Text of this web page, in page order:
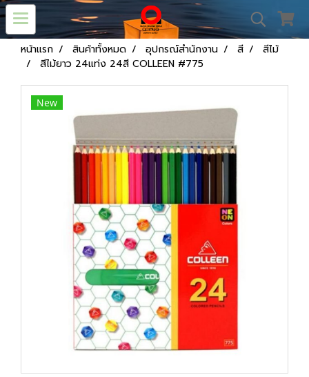
หน้าแรก สินค้าทั้งหมด อุปกรณ์สำนักงาน สี
สีไม้
สีไม้ยาว 24แท่ง 24สี COLLEEN #775
New